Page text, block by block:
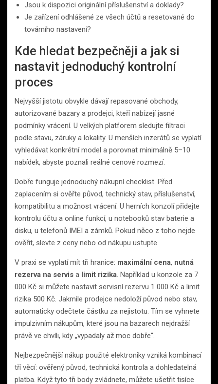
Jsou k dispozici originální příslušenství a doklady?
Je zařízení odhlášené ze všech účtů a resetované do
továrního nastavení?
Kde hledat bezpečněji a jak si
nastavit jednoduchý kontrolní
proces
Nejvyšší jistotu obvykle dávají repasované obchody,
autorizované bazary a prodejci, kteří nabízejí jasné
podmínky vrácení. U velkých platforem sledujte filtraci
podle stavu, záruky a lokality. U menších inzerátů se vyplatí
vyhledávat konkrétní model a porovnat minimálně 5–10
nabídek, abyste poznali reálné cenové rozmezí.
Dobře funguje jednoduchý nákupní checklist. Před
zaplacením si ověřte původ, technický stav, příslušenství,
kompatibilitu a možnost vrácení. U herních konzolí přidejte
kontrolu účtu a online funkcí, u notebooků stav baterie a
disku, u telefonů IMEI a zámků. Pokud něco z toho nejde
ověřit, slevte z ceny nebo od nákupu ustupte.
V praxi se vyplatí mít tři hranice: maximální cena, nutná
rezerva na servis a limit rizika. Například u konzole za 7
000 Kč si můžete nastavit servisní rezervu 1 000 Kč a limit
rizika 500 Kč. Jakmile prodejce nedoloží původ nebo stav,
automaticky odečtete částku za nejistotu. Tím se vyhnete
impulzivním nákupům, které jsou na bazarech nejdražší
právě ve chvíli, kdy „vypadaly až moc dobře“.
Nejbezpečnější nákup použité elektroniky vzniká kombinací
tří věcí: ověřený původ, technická kontrola a dohledatelná
platba. Když tyto tři body zvládnete, můžete ušetřit tisíce